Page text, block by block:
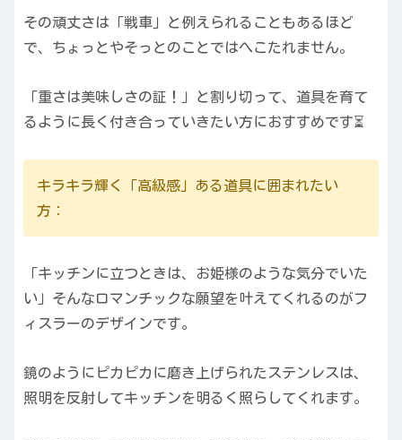
その頑丈さは「戦車」と例えられることもあるほど
で、ちょっとやそっとのことではへこたれません。
「重さは美味しさの証！」と割り切って、道具を育て
るように長く付き合っていきたい方におすすめです⏳
キラキラ輝く「高級感」ある道具に囲まれたい
方：
「キッチンに立つときは、お姫様のような気分でいた
い」そんなロマンチックな願望を叶えてくれるのがフ
ィスラーのデザインです。
鏡のようにピカピカに磨き上げられたステンレスは、
照明を反射してキッチンを明るく照らしてくれます。